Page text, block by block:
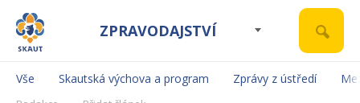
ZPRAVODAJSTVÍ
Vše Skautská výchova a program Zprávy z ústředí